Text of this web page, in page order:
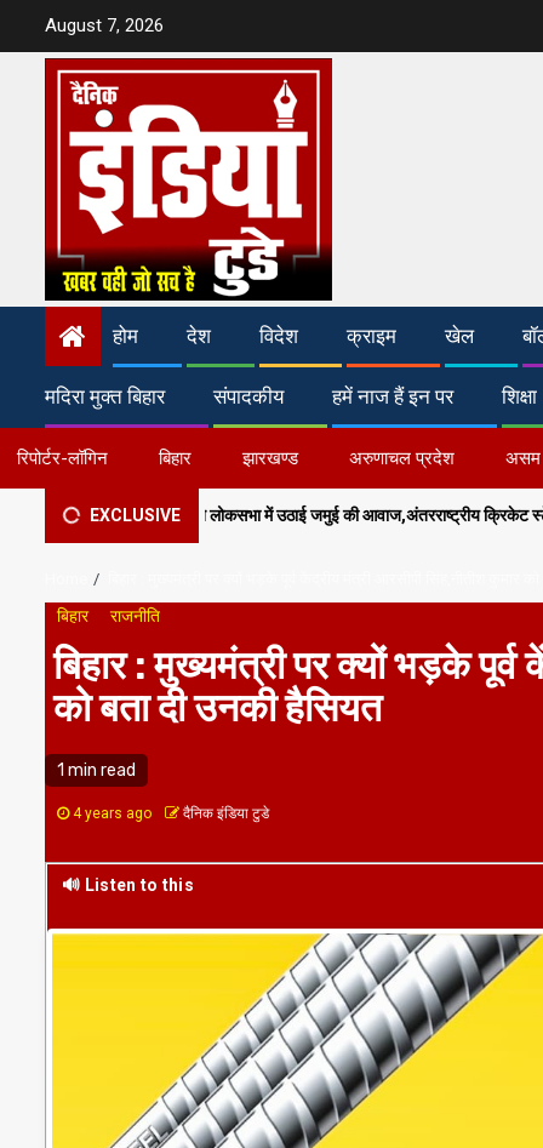
content
August 7, 2026
होम देश विदेश क्राइम खेल
मदिरा मुक्त बिहार संपादकीय हमें नाज हैं इन पर शिक्षा
रिपोर्टर-लॉगिन बिहार झारखण्ड अरुणाचल प्रदेश असम
EXCLUSIVE
भारती ने लोकसभा में उठाई जमुई की आवाज,अंतरराष्ट्रीय क्रिकेट स्टेडियम और मल्टी-
बिहार राजनीति
बिहार : मुख्यमंत्री पर क्यों भड़के
को बता दी उनकी हैसियत
1 min read
4 years ago दैनिक इंडिया टुडे
🔊 Listen to this